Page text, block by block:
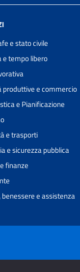
e stato civile
e tempo libero
produttive e commercio
e Pianificazione
e trasporti
e sicurezza pubblica
finanze
benessere e assistenza